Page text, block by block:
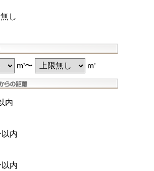
し
m2〜 m2
内
内
内